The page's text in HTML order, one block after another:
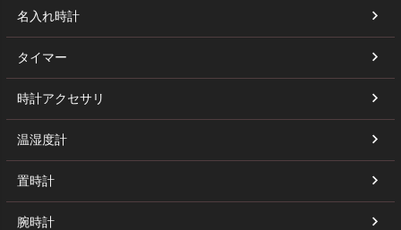
名入れ時計
タイマー
時計アクセサリ
温湿度計
置時計
腕時計